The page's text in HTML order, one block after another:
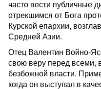
часто вести публичные
отрекшимся от Бога
Курской епархии,
Средней Азии.
Отец Валентин Войно-
свою веру перед всеми,
безбожной власти.
когда он выступал в